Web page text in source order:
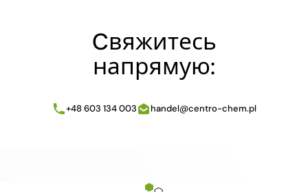
Cвяжитесь
напрямую:
+48 603 134 003 handel@centro-chem.pl